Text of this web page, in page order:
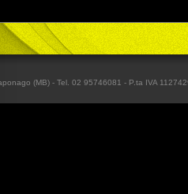
(MB) - Tel. 02 95746081 - P.ta IVA